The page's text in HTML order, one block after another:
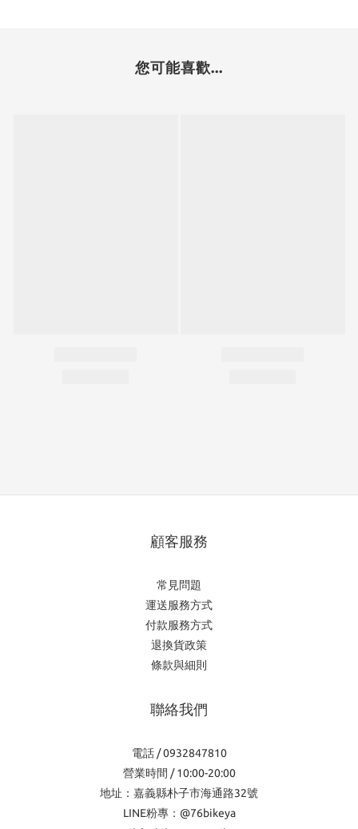
您可能喜歡...
顧客服務
常見問題
運送服務方式
付款服務方式
退換貨政策
條款與細則
聯絡我們
電話 / 0932847810
營業時間 / 10:00-20:00
地址：嘉義縣朴子市海通路32號
LINE粉專：@76bikeya